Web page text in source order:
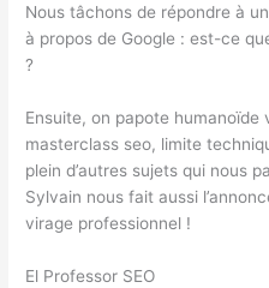
Nous tâchons de répondre à
à propos de Google : est-ce
?
Ensuite, on papote humanoïde
masterclass seo, limite
plein d’autres sujets qui nous
Sylvain nous fait aussi
virage professionnel !
El Professor SEO